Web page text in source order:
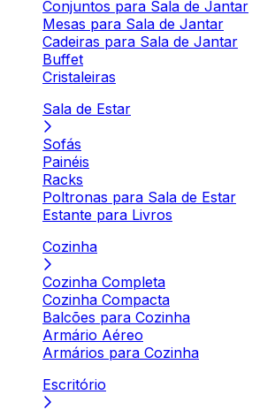
Conjuntos para Sala de Jantar
Mesas para Sala de Jantar
Cadeiras para Sala de Jantar
Buffet
Cristaleiras
Sala de Estar
Sofás
Painéis
Racks
Poltronas para Sala de Estar
Estante para Livros
Cozinha
Cozinha Completa
Cozinha Compacta
Balcões para Cozinha
Armário Aéreo
Armários para Cozinha
Escritório